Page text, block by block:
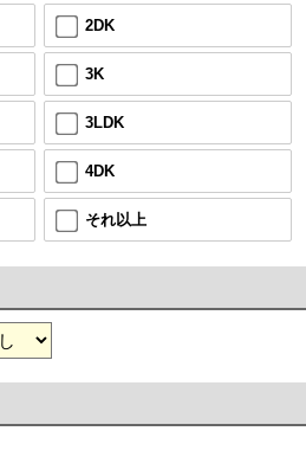
2DK
3K
3LDK
4DK
それ以上